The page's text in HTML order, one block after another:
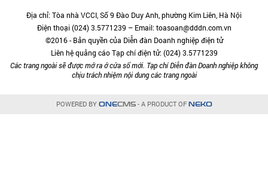
Địa chỉ: Tòa nhà VCCI, Số 9 Đào Duy Anh, phường Kim Liên, Hà Nội
Điện thoại (024) 3.5771239 – Email: toasoan@dddn.com.vn
©2016 - Bản quyền của Diễn đàn Doanh nghiệp điện tử
Liên hệ quảng cáo Tạp chí điện tử: (024) 3.5771239
Các trang ngoài sẽ được mở ra ở cửa sổ mới. Tạp chí Diễn đàn Doanh nghiệp không
chịu trách nhiệm nội dung các trang ngoài
POWERED BY ONECMS- A PRODUCT OF NEKO